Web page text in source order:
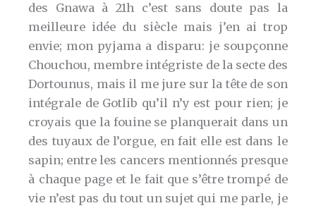
des Gnawa à 21h c’est sans doute pas la
meilleure idée du siècle mais j’en ai trop
envie; mon pyjama a disparu: je soupçonne
Chouchou, membre intégriste de la secte des
Dortounus, mais il me jure sur la tête de son
intégrale de Gotlib qu’il n’y est pour rien; je
croyais que la fouine se planquerait dans un
des tuyaux de l’orgue, en fait elle est dans le
sapin; entre les cancers mentionnés presque
à chaque page et le fait que s’être trompé de
vie n’est pas du tout un sujet qui me parle, je